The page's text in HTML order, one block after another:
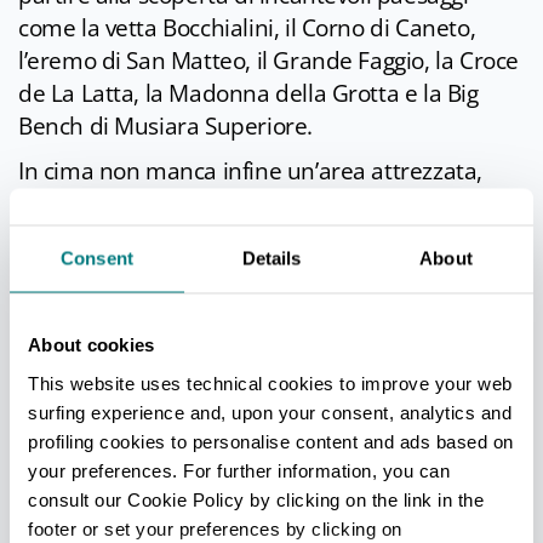
Consent Details About
About cookies
This website uses technical cookies to improve your web
surfing experience and, upon your consent, analytics and
profiling cookies to personalise content and ads based on
your preferences. For further information, you can
consult our Cookie Policy by clicking on the link in the
footer or set your preferences by clicking on
come la vetta Bocchialini, il Corno di Caneto,
l’eremo di San Matteo, il Grande Faggio, la Croce
de La Latta, la Madonna della Grotta e la Big
Bench di Musiara Superiore.
In cima non manca infine un’area attrezzata,
parapendio
circondati da un paesaggio
indimenticabile.
Bar, ristoranti, baite, residence, negozi di articoli
sportivi e noleggio attrezzature: tutta l’area è
servita da una rete di operatori sul territorio che
rendono il soggiorno di visitatori e turisti
piacevole e confortevole.
Fiore all’occhiello rimane ovviamente la cucina e